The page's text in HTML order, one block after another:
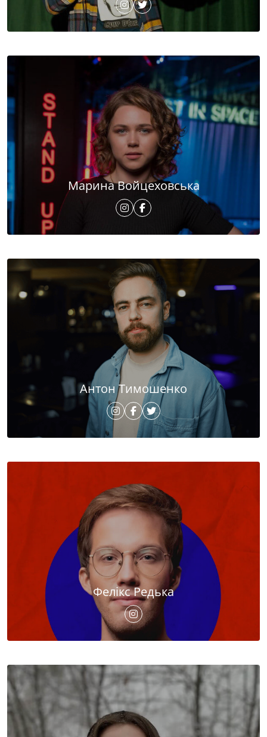
Марина Войцеховська
Антон Тимошенко
Фелікс Редька